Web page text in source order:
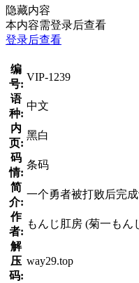
隐藏内容
本内容需登录后查看
登录后查看
编
号:
VIP-1239
语
种:
中文
内
页:
黑白
码
情:
条码
简
介:
一个勇者被打败后完
作
者:
もんじ肛房 (菊一もん
解
压
码:
way29.top